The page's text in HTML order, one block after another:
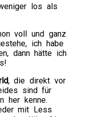
los als
voll und ganz
ich habe
dann hätte ich
, die direkt vor
sind für
her kenne.
mit Less